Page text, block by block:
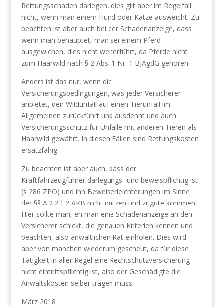
Rettungsschaden darlegen, dies gilt aber im Regelfall
nicht, wenn man einem Hund oder Katze ausweicht. Zu
beachten ist aber auch bei der Schadenanzeige, dass
wenn man behauptet, man sei einem Pferd
ausgewichen, dies nicht weiterführt, da Pferde nicht
zum Haarwild nach § 2 Abs. 1 Nr. 1 BJAgdG gehören.
Anders ist das nur, wenn die
Versicherungsbedingungen, was jeder Versicherer
anbietet, den Wildunfall auf einen Tierunfall im
Allgemeinen zurückführt und ausdehnt und auch
Versicherungsschutz für Unfälle mit anderen Tieren als
Haarwild gewährt. In diesen Fällen sind Rettungskosten
ersatzfähig.
Zu beachten ist aber auch, dass der
Kraftfahrzeugführer darlegungs- und beweispflichtig ist
(§ 286 ZPO) und ihn Beweiserleichterungen im Sinne
der §§ A.2.2.1.2 AKB nicht nützen und zugute kommen.
Hier sollte man, eh man eine Schadenanzeige an den
Versicherer schickt, die genauen Kriterien kennen und
beachten, also anwaltlichen Rat einholen. Dies wird
aber von manchen wiederum gescheut, da für diese
Tätigkeit in aller Regel eine Rechtschutzversicherung
nicht eintrittspflichtig ist, also der Geschädigte die
Anwaltskosten selber tragen muss.
März 2018